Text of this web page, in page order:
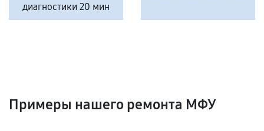
диагностики 20 мин
Примеры нашего ремонта МФУ